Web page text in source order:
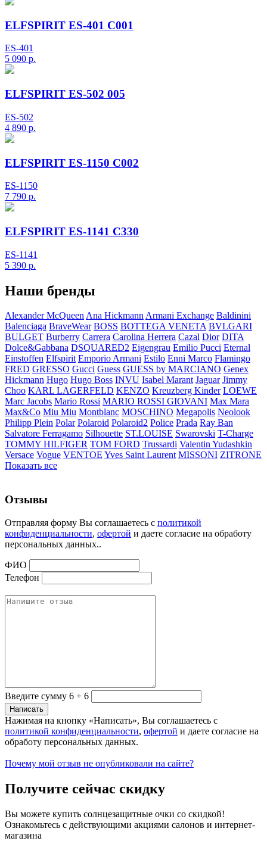
ELFSPIRIT ES-401 C001
ES-401
5 090 р.
ELFSPIRIT ES-502 005
ES-502
4 890 р.
ELFSPIRIT ES-1150 C002
ES-1150
7 790 р.
ELFSPIRIT ES-1141 C330
ES-1141
5 390 р.
Наши бренды
Alexander McQueenAna HickmannArmani Exchange Baldinini
Balenciaga BraveWear BOSS BOTTEGA VENETA BVLGARI
BULGET Burberry Carrera Carolina Herrera Cazal Dior DITA
Dolce&Gabbana DSQUARED2 Eigengrau Emilio Pucci Eternal
Einstoffen Elfspirit Emporio Armani Estilo Enni Marco Flamingo
FRED GRESSO Gucci Guess GUESS by MARCIANO Genex
Hickmann Hugo Hugo Boss INVU Isabel Marant Jaguar Jimmy
Choo KARL LAGERFELD KENZO Kreuzberg Kinder LOEWE
Marc Jacobs Mario Rossi MARIO ROSSI GIOVANI Max Mara
Max&Co Miu Miu Montblanc MOSCHINO Megapolis Neolook
Philipp Plein Polar Polaroid Polaroid2 Police Prada Ray Ban
Salvatore Ferragamo Silhouette ST.LOUISE Swarovski T-Charge
TOMMY HILFIGER TOM FORD Trussardi Valentin Yudashkin
Versace Vogue VENTOE Yves Saint Laurent MISSONI ZITRONE
Показать все
Отзывы
Отправляя форму Вы соглашаетесь с политикой
конфиденциальности, офертой и даете согласие на обработу
персональных данных..
ФИО
Телефон
Введите сумму 6 + 6
Нажимая на кнопку «Написать», Вы соглашаетесь с
политикой конфиденциальности, офертой и даете согласие на
обработу персональных данных.
Почему мой отзыв не опубликовали на сайте?
Получите сейчас скидку
Вы можете купить солнцезащитные очки со скидкой!
Ознакомьтесь с действующими акциями салонов и интернет-
магазина